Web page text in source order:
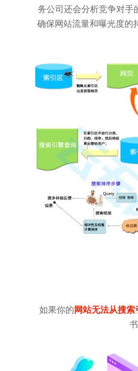
务公司还会分析竞争对手
确保网站流量和曝光度的
如果你的 网站无法从搜索